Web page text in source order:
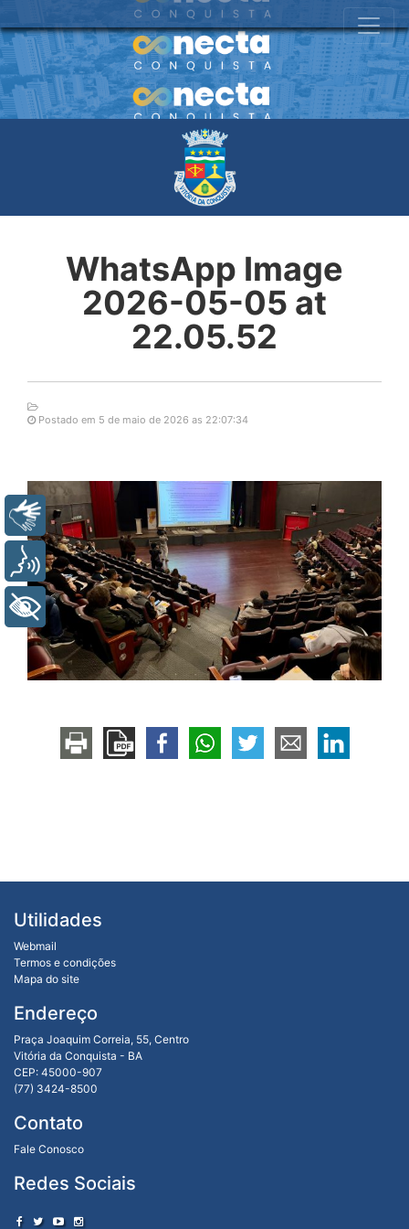
WhatsApp Image
2026-05-05 at
22.05.52
Postado em 5 de maio de 2026 as 22:07:34
Utilidades
Webmail
Termos e condições
Mapa do site
Endereço
Praça Joaquim Correia, 55, Centro
Vitória da Conquista - BA
CEP: 45000-907
(77) 3424-8500
Contato
Fale Conosco
Redes Sociais
Libras
Voz
+ Acessibilidade